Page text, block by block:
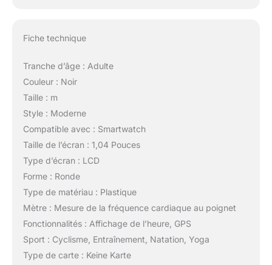
Fiche technique
Tranche d’âge : Adulte
Couleur : Noir
Taille : m
Style : Moderne
Compatible avec : Smartwatch
Taille de l’écran : 1,04 Pouces
Type d’écran : LCD
Forme : Ronde
Type de matériau : Plastique
Mètre : Mesure de la fréquence cardiaque au poignet
Fonctionnalités : Affichage de l’heure, GPS
Sport : Cyclisme, Entraînement, Natation, Yoga
Type de carte : Keine Karte